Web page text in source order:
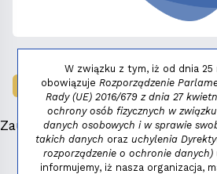
LAUREAT NAGRODY:MAŁY
Zauważyłeś błąd, masz
napisz:
W związku z tym, iż od dnia 25
obowiązuje Rozporządzenie
Rady (UE) 2016/679 z dnia 27
ochrony osób fizycznych w
danych osobowych i w sprawie
takich danych oraz uchylenia
rozporządzenie o ochronie danych)
informujemy, iż nasza organizacja,